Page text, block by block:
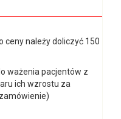
ceny należy doliczyć 150
ważenia pacjentów z
ich wzrostu za